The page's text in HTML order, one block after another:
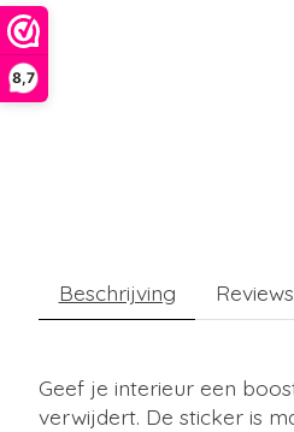
8,7
Beschrijving
Geef je interieur een
verwijdert. De sticker is